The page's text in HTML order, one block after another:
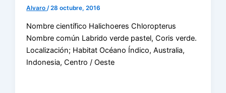
Alvaro/28 octubre, 2016
Nombre científico Halichoeres Chloropterus
Nombre común Labrido verde pastel, Coris verde.
Localización; Habitat Océano Índico, Australia,
Indonesia, Centro / Oeste